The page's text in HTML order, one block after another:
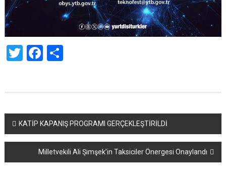
TwitterFacebook
Share
Yazı
dolaşımı
KATİP KAPANIŞ PROGRAMI GERÇEKLEŞTİRİLDİ
Milletvekili Ali Şimşek’in Taksiciler Önergesi Onaylandı